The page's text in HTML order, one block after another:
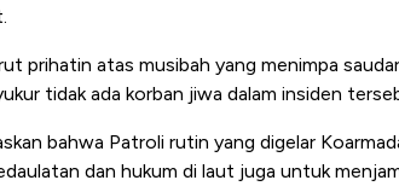
prihatin atas musibah yang menimpa
tidak ada korban jiwa dalam insiden
bahwa Patroli rutin yang digelar
dan hukum di laut juga untuk
Tutup Keran Ekspor, Harga
Terbang ke Zona Berbahaya